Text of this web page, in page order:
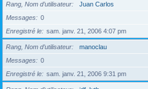
Rang, Nom d’utilisateur
Juan Carlos
Messages
0
Enregistré le
sam. janv. 21, 2006 4:07 pm
Rang, Nom d’utilisateur
manoclau
Messages
0
Enregistré le
sam. janv. 21, 2006 9:31 pm